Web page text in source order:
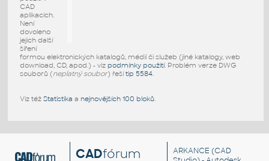
CAD
aplikacích.
Není
dovoleno
jejich další
šíření
formou elektronických katalogů, médií či služeb (jiné katalogy, web
download, CD, apod.) - viz podmínky použití. Problém verze DWG
souborů (neplatný soubor) řešítip 5584.
Viz též Statistika a nejnovějších 100 bloků.
CADfórum ARKANCE (CAD